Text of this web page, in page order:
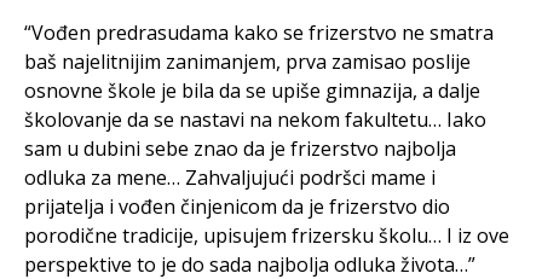
“Vođen predrasudama kako se frizerstvo ne smatra
baš najelitnijim zanimanjem, prva zamisao poslije
osnovne škole je bila da se upiše gimnazija, a dalje
školovanje da se nastavi na nekom fakultetu… Iako
sam u dubini sebe znao da je frizerstvo najbolja
odluka za mene… Zahvaljujući podršci mame i
prijatelja i vođen činjenicom da je frizerstvo dio
porodične tradicije, upisujem frizersku školu… I iz ove
perspektive to je do sada najbolja odluka života…”